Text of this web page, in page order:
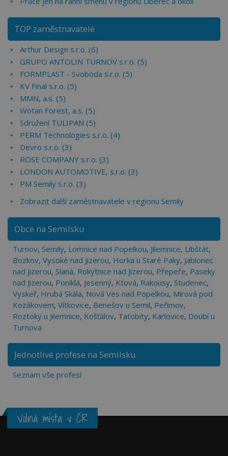
TOP zaměstnavatelé
Arthur Design s.r.o. (6)
GRUPO ANTOLIN TURNOV s.r.o. (5)
FORMPLAST - Svoboda s.r.o. (5)
KV Final s.r.o. (5)
MMN, a.s. (5)
Wotan Forest, a.s. (5)
Sdružení TULIPAN (5)
PERM Technologies s.r.o. (4)
Devro s.r.o. (3)
ROSE COMPANY s.r.o. (3)
LONDON AUTOMOTIVE, s.r.o. (3)
PM Semily s.r.o. (3)
Zobrazit další zaměstnavatele v regionu Semily
Obce na Semilsku
Turnov, Semily, Lomnice nad Popelkou, Jilemnice, Libštát,
Bozkov, Vysoké nad Jizerou, Horka u Staré Paky, Jablonec
nad Jizerou, Slaná, Rokytnice nad Jizerou, Přepeře, Paseky
nad Jizerou, Poniklá, Jesenný, Ktová, Rakousy, Studenec,
Vyskeř, Hrubá Skála, Nová Ves nad Popelkou, Mírová pod
Kozákovem, Vítkovice, Benešov u Semil, Peřimov,
Roztoky u Jilemnice, Košťálov, Tatobity, Karlovice, Doubí u
Turnova
Jednotlivé profese na Semilsku
Seznam vše profesí
Volná místa v ČR